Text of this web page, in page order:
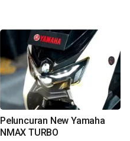
Peluncuran New Yamaha
NMAX TURBO